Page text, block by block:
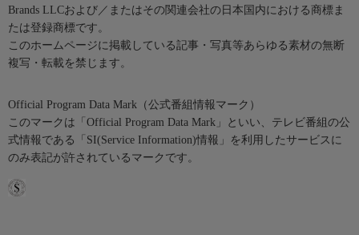
Brands LLCおよび／またはその関連会社の日本国内における商標ま
たは登録商標です。
このホームページに掲載している記事・写真等あらゆる素材の無断
複写・転載を禁じます。
Official Program Data Mark（公式番組情報マーク）
このマークは「Official Program Data Mark」といい、テレビ番組の公
式情報である「SI(Service Information)情報」を利用したサービスに
のみ表記が許されているマークです。